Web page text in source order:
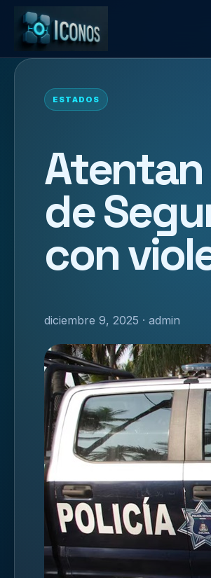
ESTADOS
de
con
diciembre 9, 2025 · admin